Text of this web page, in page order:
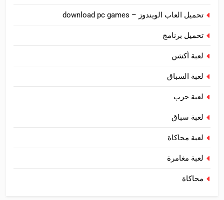
تحميل العاب الويندوز – download pc games
تحميل برنامج
لعبة أكشن
لعبة السباق
لعبة حرب
لعبة سباق
لعبة محاكاة
لعبة مغامرة
محاكاة